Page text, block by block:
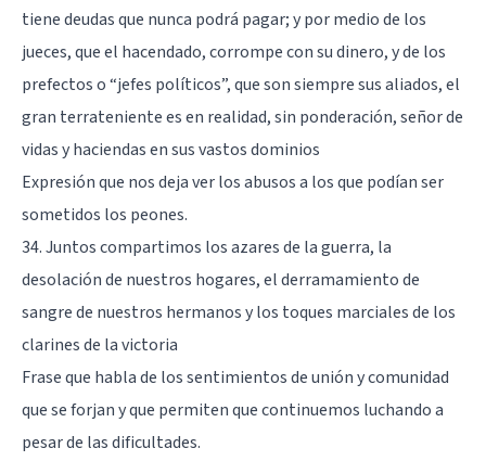
tiene deudas que nunca podrá pagar; y por medio de los
jueces, que el hacendado, corrompe con su dinero, y de los
prefectos o “jefes políticos”, que son siempre sus aliados, el
gran terrateniente es en realidad, sin ponderación, señor de
vidas y haciendas en sus vastos dominios
Expresión que nos deja ver los abusos a los que podían ser
sometidos los peones.
34. Juntos compartimos los azares de la guerra, la
desolación de nuestros hogares, el derramamiento de
sangre de nuestros hermanos y los toques marciales de los
clarines de la victoria
Frase que habla de los sentimientos de unión y comunidad
que se forjan y que permiten que continuemos luchando a
pesar de las dificultades.